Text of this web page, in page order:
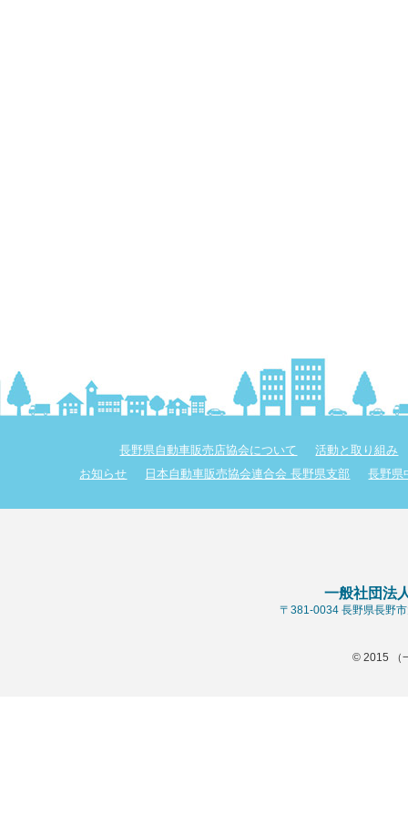
長野県自動車販売店協会について
活動と取り組み
お知らせ
日本自動車販売協会連合会 長野県支部 長野県
一般社団法
〒381-0034 長野県長野
© 2015 （